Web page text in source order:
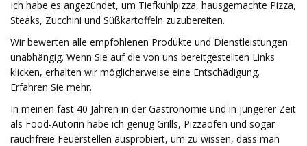
Ich habe es angezündet, um Tiefkühlpizza, hausgemachte Pizza,
Steaks, Zucchini und Süßkartoffeln zuzubereiten.
Wir bewerten alle empfohlenen Produkte und Dienstleistungen
unabhängig. Wenn Sie auf die von uns bereitgestellten Links
klicken, erhalten wir möglicherweise eine Entschädigung.
Erfahren Sie mehr.
In meinen fast 40 Jahren in der Gastronomie und in jüngerer Zeit
als Food-Autorin habe ich genug Grills, Pizzaöfen und sogar
rauchfreie Feuerstellen ausprobiert, um zu wissen, dass man